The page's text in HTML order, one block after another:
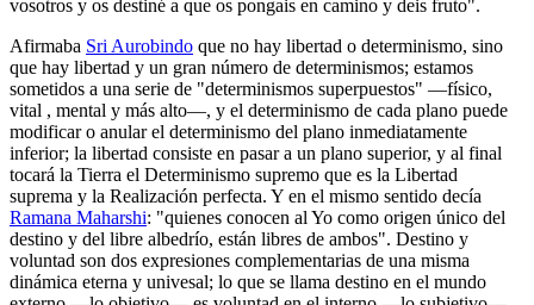
vosotros y os destiné a que os pongais en camino y deis fruto".
Afirmaba Sri Aurobindo que no hay libertad o determinismo, sino
que hay libertad y un gran número de determinismos; estamos
sometidos a una serie de "determinismos superpuestos" ―físico,
vital , mental y más alto―, y el determinismo de cada plano puede
modificar o anular el determinismo del plano inmediatamente
inferior; la libertad consiste en pasar a un plano superior, y al final
tocará la Tierra el Determinismo supremo que es la Libertad
suprema y la Realización perfecta. Y en el mismo sentido decía
Ramana Maharshi: "quienes conocen al Yo como origen único del
destino y del libre albedrío, están libres de ambos". Destino y
voluntad son dos expresiones complementarias de una misma
dinámica eterna y univesal; lo que se llama destino en el mundo